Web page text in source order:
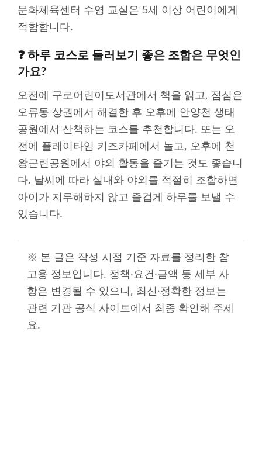
문화체육센터 수영 교실은 5세 이상 어린이에게
적합합니다.
❓ 하루 코스로 둘러보기 좋은 조합은 무엇인
가요?
오전에 구로어린이도서관에서 책을 읽고, 점심은
오류동 상권에서 해결한 후 오후에 안양천 생태
공원에서 산책하는 코스를 추천합니다. 또는 오
전에 플레이타임 키즈카페에서 놀고, 오후에 천
왕근린공원에서 야외 활동을 즐기는 것도 좋습니
다. 날씨에 따라 실내와 야외를 적절히 조합하면
아이가 지루해하지 않고 즐겁게 하루를 보낼 수
있습니다.
※ 본 글은 작성 시점 기준 자료를 정리한 참
고용 정보입니다. 정책·요건·금액 등 세부 사
항은 변경될 수 있으니, 최신·정확한 정보는
관련 기관 공식 사이트에서 최종 확인해 주세
요.